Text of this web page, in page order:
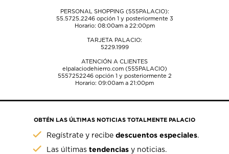
PERSONAL SHOPPING (555PALACIO):
55.5725.2246opción 1 y posteriormente 3
Horario: 08:00am a 22:00pm
TARJETA PALACIO:
5229.1999
ATENCIÓN A CLIENTES
elpalaciodehierro.com (555PALACIO)
5557252246opción 1 y posteriormente 2
Horario: 09:00am a 21:00pm
OBTÉN LAS ÚLTIMAS NOTICIAS TOTALMENTE PALACIO
Regístrate y recibedescuentos especiales.
Las últimastendencias y noticias.